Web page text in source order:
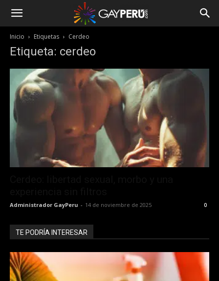
Inicio Etiquetas Cerdeo
Etiqueta: cerdeo
Administrador GayPeru - 14 de noviembre de 2025 0
TE PODRÍA INTERESAR